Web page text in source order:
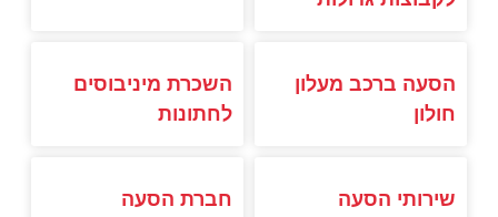
הסעה ברכב מעלון
חולון
השכרת מיניבוסים
לחתונות
שירותי הסעה
חברת הסעה